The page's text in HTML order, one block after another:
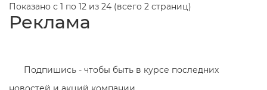
Показано с 1 по 12 из 24 (всего 2 страниц)
Реклама
Подпишись - чтобы быть в курсе последних